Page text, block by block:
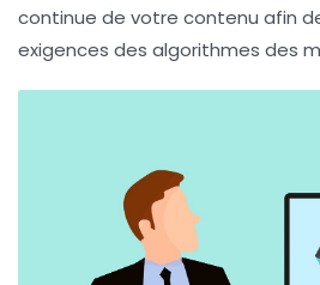
continue de votre contenu afin
exigences des algorithmes des